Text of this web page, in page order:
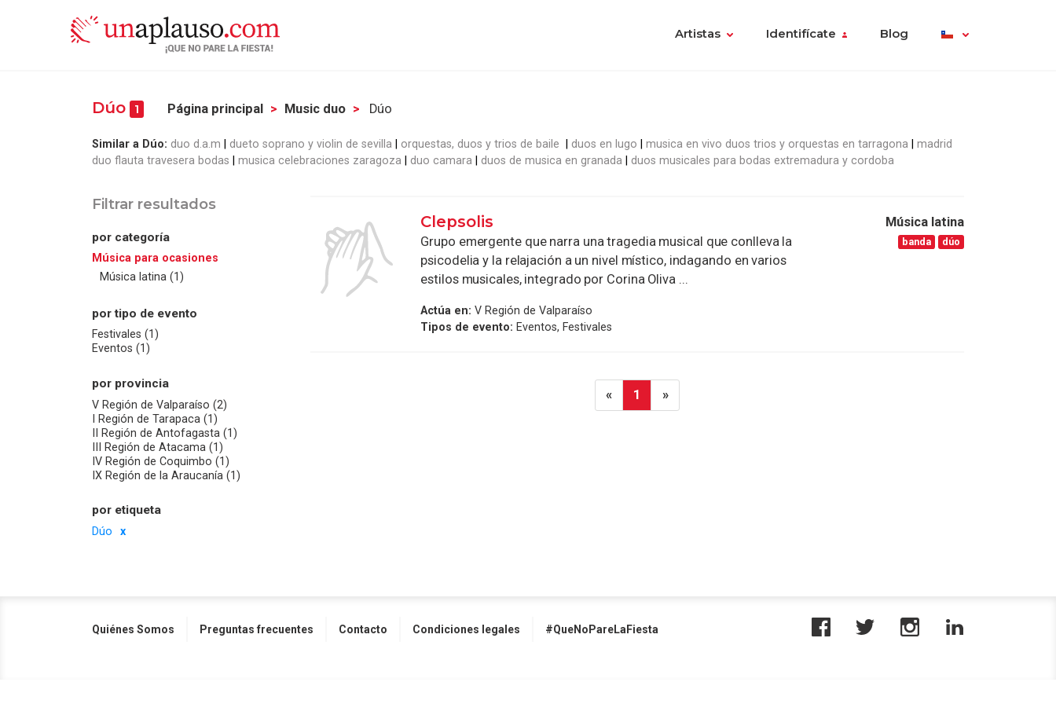
Artistas Identifícate Blog
Dúo 1 Página principal Music duo Dúo
Similar a Dúo: duo d.a.m dueto soprano y violin de sevilla orquestas, duos y trios de baile duos en lugo musica en vivo duos trios y orquestas en tarragona
madrid
duo flauta travesera bodas
musica celebraciones zaragoza duo camara duos de musica en granada duos musicales para bodas extremadura y cordoba
Filtrar resultados
por categoría
Música para ocasiones
Música latina (1)
por tipo de evento
Festivales (1)
Eventos (1)
por provincia
V Región de Valparaíso (2)
I Región de Tarapaca (1)
II Región de Antofagasta (1)
III Región de Atacama (1)
IV Región de Coquimbo (1)
IX Región de la Araucanía (1)
por etiqueta
Dúo
Clepsolis
Grupo emergente que narra una tragedia musical que conlleva la
psicodelia y la relajación a un nivel místico, indagando en varios
estilos musicales, integrado por Corina Oliva ...
Actúa en: V Región de Valparaíso
Tipos de evento: Eventos, Festivales
Música latina
banda dúo
« 1 »
Quiénes Somos Preguntas frecuentes Contacto Condiciones legales #QueNoPareLaFiesta